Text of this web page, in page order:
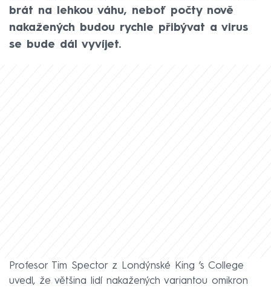
brát na lehkou váhu, neboť počty nově
nakažených budou rychle přibývat a virus
se bude dál vyvíjet.
Profesor Tim Spector z Londýnské King ’s College
uvedl, že většina lidí nakažených variantou omikron